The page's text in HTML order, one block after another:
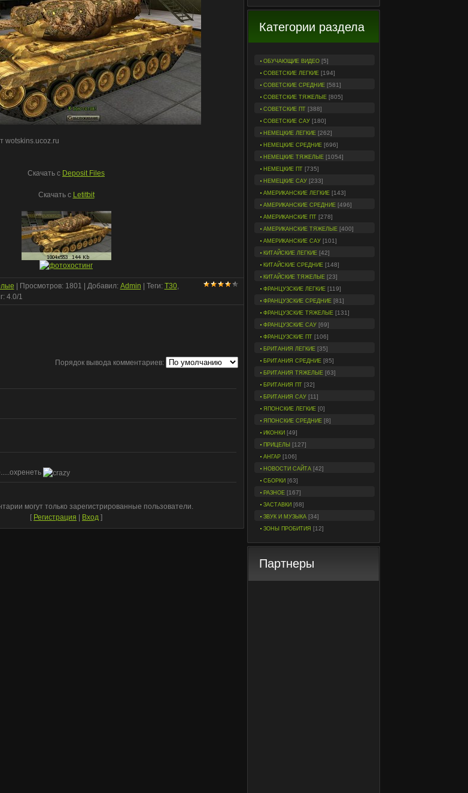
Категории раздела
ОБУЧАЮЩИЕ ВИДЕО [5]
СОВЕТСКИЕ ЛЕГКИЕ [194]
СОВЕТСКИЕ СРЕДНИЕ [581]
СОВЕТСКИЕ ТЯЖЕЛЫЕ [805]
СОВЕТСКИЕ ПТ [388]
СОВЕТСКИЕ САУ [180]
НЕМЕЦКИЕ ЛЕГКИЕ [262]
НЕМЕЦКИЕ СРЕДНИЕ [696]
НЕМЕЦКИЕ ТЯЖЕЛЫЕ [1054]
НЕМЕЦКИЕ ПТ [735]
НЕМЕЦКИЕ САУ [233]
АМЕРИКАНСКИЕ ЛЕГКИЕ [143]
АМЕРИКАНСКИЕ СРЕДНИЕ [496]
АМЕРИКАНСКИЕ ПТ [278]
АМЕРИКАНСКИЕ ТЯЖЕЛЫЕ [400]
АМЕРИКАНСКИЕ САУ [101]
КИТАЙСКИЕ ЛЕГКИЕ [42]
КИТАЙСКИЕ СРЕДНИЕ [148]
КИТАЙСКИЕ ТЯЖЕЛЫЕ [23]
ФРАНЦУЗСКИЕ ЛЕГКИЕ [119]
ФРАНЦУЗСКИЕ СРЕДНИЕ [81]
ФРАНЦУЗСКИЕ ТЯЖЕЛЫЕ [131]
ФРАНЦУЗСКИЕ САУ [69]
ФРАНЦУЗСКИЕ ПТ [106]
БРИТАНИЯ ЛЕГКИЕ [35]
БРИТАНИЯ СРЕДНИЕ [85]
БРИТАНИЯ ТЯЖЕЛЫЕ [63]
БРИТАНИЯ ПТ [32]
БРИТАНИЯ САУ [11]
ЯПОНСКИЕ ЛЕГКИЕ [0]
ЯПОНСКИЕ СРЕДНИЕ [8]
ИКОНКИ [49]
ПРИЦЕЛЫ [127]
АНГАР [106]
НОВОСТИ САЙТА [42]
СБОРКИ [63]
РАЗНОЕ [167]
ЗАСТАВКИ [68]
ЗВУК И МУЗЫКА [34]
ЗОНЫ ПРОБИТИЯ [12]
Партнеры
wotskins.ucoz.ru
Скачать c Deposit Files
Скачать с Letitbit
Просмотров: 1801 | Добавил: Admin Теги: T30,
: 4.0/1
Порядок вывода комментариев:
могут только зарегистрированные пользователи.
[ Регистрация Вход ]